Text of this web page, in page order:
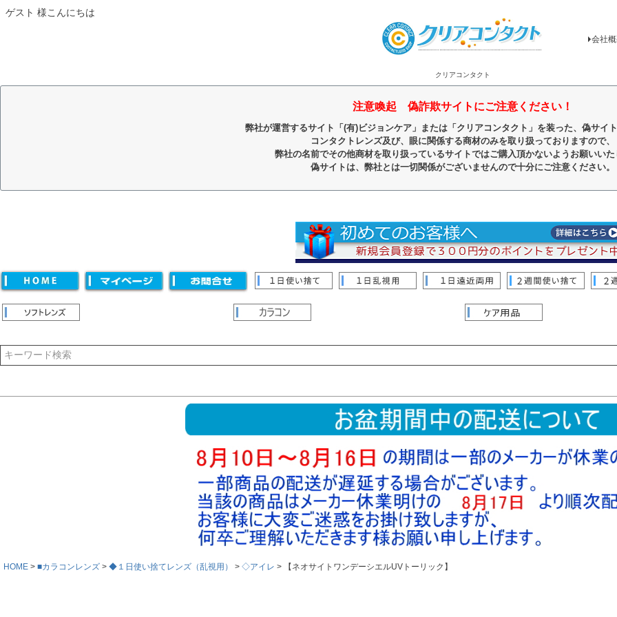
ゲスト 様こんにちは
クリアコンタクト
会社
注意喚起 偽詐欺サイトにご注意ください！
弊社が運営するサイト「(有)ビジョンケア」または「クリアコンタクト」を装った、偽サイ
コンタクトレンズ及び、眼に関係する商材のみを取り扱っておりますので、
弊社の名前でその他商材を取り扱っているサイトではご購入頂かないようお願いい
偽サイトは、弊社とは一切関係がございませんので十分にご注意ください。
並び順
新着順
登録順 価格が安い順 価格が高い順 優先度順
レビュー順
キーワードヒット順
HOME ■カラコンレンズ ◆１日使い捨てレンズ（乱視用） ◇アイレ 【ネオサイトワンデーシエルUVトーリック】